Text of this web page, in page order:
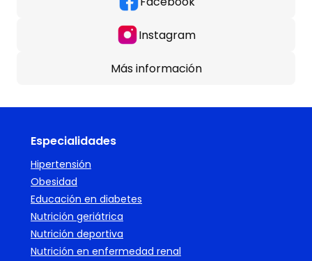
Instagram
Más información
Especialidades
Hipertensión
Obesidad
Educación en diabetes
Nutrición geriátrica
Nutrición deportiva
Nutrición en enfermedad renal